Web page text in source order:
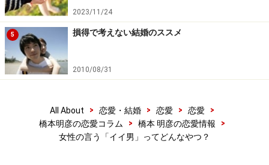
2023/11/24
5 損得で考えない結婚のススメ
2010/08/31
All About > 恋愛・結婚 > 恋愛 > 恋愛
>
橋本明彦の恋愛コラム
> 橋本 明彦の恋愛情報
>
女性の言う「イイ男」ってどんなやつ？